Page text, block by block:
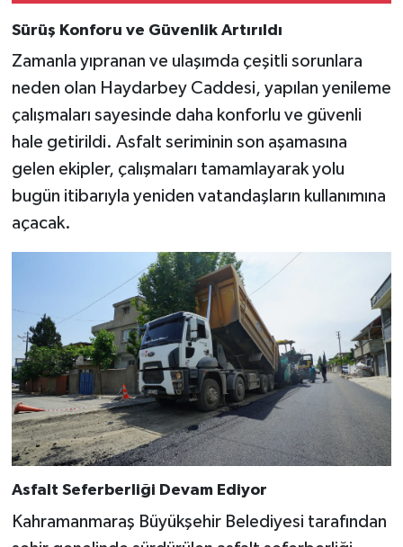
Yenilendi
Sürüş Konforu ve Güvenlik Artırıldı
Zamanla yıpranan ve ulaşımda çeşitli sorunlara
neden olan Haydarbey Caddesi, yapılan yenileme
çalışmaları sayesinde daha konforlu ve güvenli
hale getirildi. Asfalt seriminin son aşamasına
gelen ekipler, çalışmaları tamamlayarak yolu
bugün itibarıyla yeniden vatandaşların kullanımına
açacak.
Asfalt Seferberliği Devam Ediyor
Kahramanmaraş Büyükşehir Belediyesi tarafından
Politika
YEREL
BÖLGEDEN
BİLİM TEKNOLOJİ
ASAYİŞ
SEÇİM 2015
ÇEVRE
BİLİM VE TEKNOLOJİ
YARIŞMALAR
TANITIM
HABERDE İNSAN